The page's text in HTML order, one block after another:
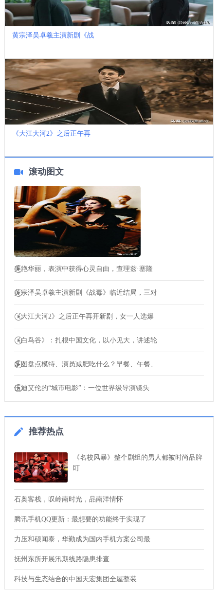
黄宗泽吴卓羲主演新剧《战
《大江大河2》之后正午再
滚动图文
美艳华丽，表演中获得心灵自由，查理兹·塞隆
黄宗泽吴卓羲主演新剧《战毒》临近结局，三对
《大江大河2》之后正午再开新剧，女一人选爆
《白鸟谷》：扎根中国文化，以小见大，讲述轮
多图盘点模特、演员减肥吃什么？早餐、午餐、
伍迪艾伦的“城市电影”：一位世界级导演镜头
推荐热点
《名校风暴》整个剧组的男人都被时尚品牌
盯
石奥客栈，叹岭南时光，品南洋情怀
腾讯手机QQ更新：最想要的功能终于实现了
力压和硕闻泰，华勤成为国内手机方案公司最
抚州东所开展汛期线路隐患排查
科技与生态结合的中国天宏集团全屋整装